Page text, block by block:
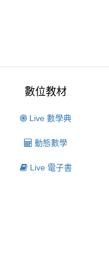
數位教材
Live 數學典
動態數學
Live 電子書